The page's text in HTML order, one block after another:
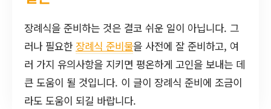
장례식을 준비하는 것은 결코 쉬운 일이 아닙니다. 그
러나 필요한 장례식 준비물을 사전에 잘 준비하고, 여
러 가지 유의사항을 지키면 평온하게 고인을 보내는 데
큰 도움이 될 것입니다. 이 글이 장례식 준비에 조금이
라도 도움이 되길 바랍니다.